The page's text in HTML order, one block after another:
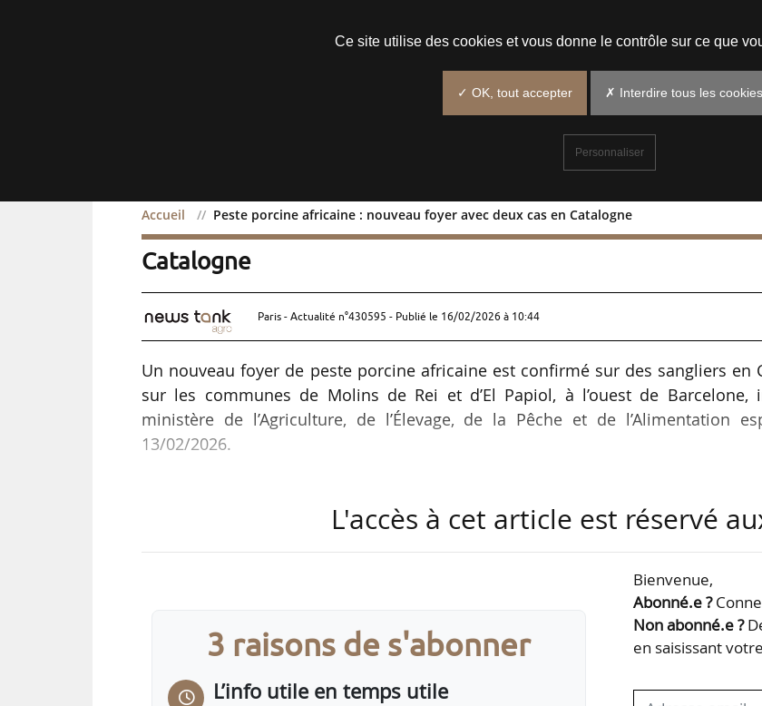
Accueil Peste porcine africaine : nouveau foyer avec deux cas en Catalogne
Peste porcine africaine : nouveau foyer avec deux cas en
Catalogne
Paris - Actualité n°430595 - Publié le 16/02/2026 à 10:44
Un nouveau foyer de peste porcine africaine est confirmé sur des sangliers en
sur les communes de Molins de Rei et d’El Papiol, à l’ouest de Barcelone,
ministère de l’Agriculture, de l’Élevage, de la Pêche et de l’Alimentation
13/02/2026.
limite de la zone à haut risque, instaurées le 28/11/2025 à la suite de la
Les deux communes concernées passent ainsi en zone à haut risque, d’un
kilomètres. Ceci rend interdites les activités dans les zones boisées, lits de
ruisseaux, les prairies, les champs cultivés, les parcs et les sentiers…
L'accès à cet article est réservé
3 raisons de s'abonner
L’info utile en temps utile
Bienvenue,
Abonné.e ?
Non abonné.e ?
en saisissant
Ce site utilise des cookies et vous donne le contrôle sur ce que
✓ OK, tout accepter ✗ Interdire tous les cookies
Personnaliser